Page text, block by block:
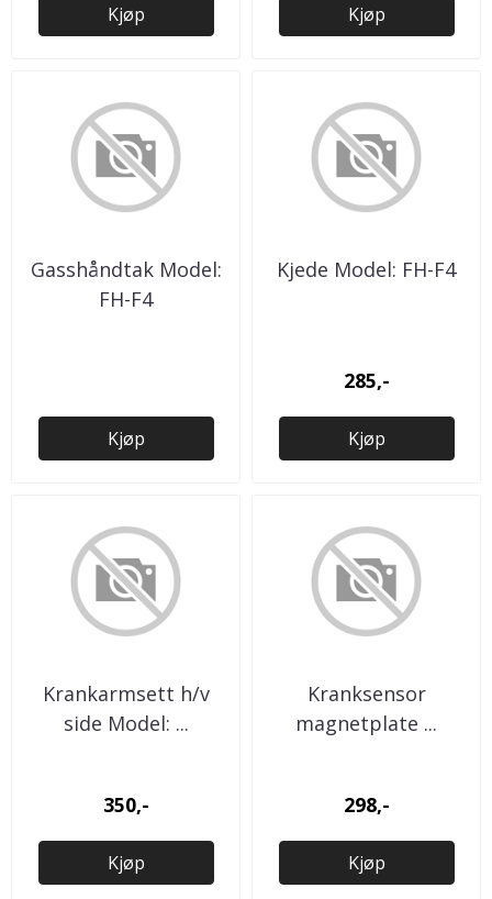
Kjøp Kjøp
Gasshåndtak Model:
FH-F4
Kjøp
Kjede Model: FH-F4
285,-
Kjøp
Krankarmsett h/v
side Model: ...
350,-
Kjøp
Kranksensor
magnetplate ...
298,-
Kjøp